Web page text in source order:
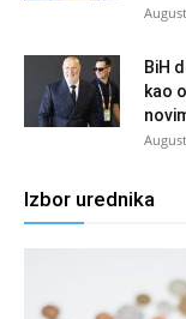
BiH
kao
Izbor urednika